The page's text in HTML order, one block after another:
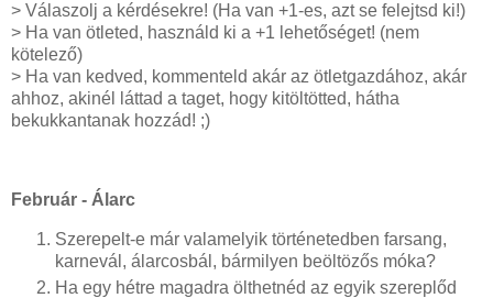
> Válaszolj a kérdésekre! (Ha van +1-es, azt se felejtsd ki!)
> Ha van ötleted, használd ki a +1 lehetőséget! (nem
kötelező)
> Ha van kedved, kommenteld akár az ötletgazdához, akár
ahhoz, akinél láttad a taget, hogy kitöltötted, hátha
bekukkantanak hozzád! ;)
Február - Álarc
Szerepelt-e már valamelyik történetedben farsang,
karnevál, álarcosbál, bármilyen beöltözős móka?
Ha egy hétre magadra ölthetnéd az egyik szereplőd